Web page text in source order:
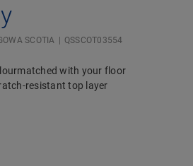
SCOTIA QSSCOT03554
with your floor
resistant top layer